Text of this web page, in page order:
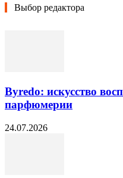
Выбор редактора
Byredo: искусство
парфюмерии
24.07.2026